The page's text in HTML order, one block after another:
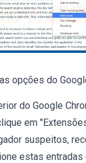
opções do
do Google
em
suspeitos,
estas entradas